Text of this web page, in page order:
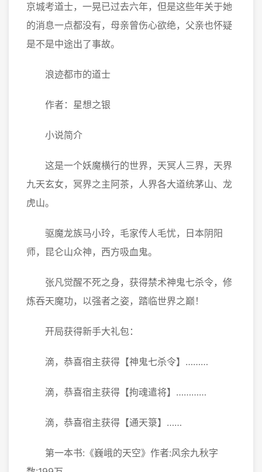
京城考道士，一晃已过去六年，但是这些年关于她
的消息一点都没有，母亲曾伤心欲绝，父亲也怀疑
是不是中途出了事故。
浪迹都市的道士
作者：星想之银
小说简介
这是一个妖魔横行的世界，天冥人三界，天界
九天玄女，冥界之主阿茶，人界各大道统茅山、龙
虎山。
驱魔龙族马小玲，毛家传人毛忧，日本阴阳
师，昆仑山众神，西方吸血鬼。
张凡觉醒不死之身，获得禁术神鬼七杀令，修
炼吞天魔功，以强者之姿，踏临世界之巅！
开局获得新手大礼包：
滴，恭喜宿主获得【神鬼七杀令】………
滴，恭喜宿主获得【拘魂遣将】…………
滴，恭喜宿主获得【通天箓】……
第一本书:《巍峨的天空》作者:风余九秋字